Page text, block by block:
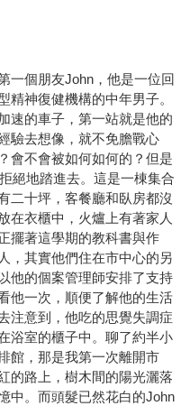
一個朋友John，他是一位回
精神復健機構的中年男子。
速的車子，第一站就是他的
驗去想像，就不免膽戰心
會不會被如何如何的？但是
絕地踏進去。這是一棟集合
二十坪，客餐廳和臥房都沒
在衣櫃中，火爐上有著家人
擺著這學期的教科書與作
，其實他們住在市中心的另
他的個案管理師安排了支持
他一次，順便了解他的生活
注意到，他吃的思覺失調症
浴室的櫃子中。聊了約半小
館，那是我第一次離開市
的路上，樹木間的陽光灑落
中。而頭髮已然花白的John